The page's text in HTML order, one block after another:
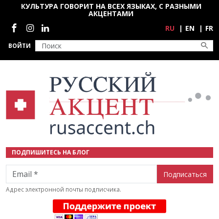
Перейти к основному содержанию
ВОЙТИ
КУЛЬТУРА ГОВОРИТ НА ВСЕХ ЯЗЫКАХ, С РАЗНЫМИ
АКЦЕНТАМИ
Социальные сети
RU EN FR
ПОДПИШИТЕСЬ НА БЛОГ
Email
Адрес электронной почты подписчика.